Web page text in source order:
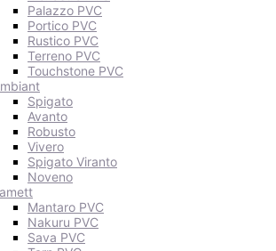
Palazzo PVC
Portico PVC
Rustico PVC
Terreno PVC
Touchstone PVC
Spigato
Avanto
Robusto
Vivero
Spigato Viranto
Noveno
Mantaro PVC
Nakuru PVC
Sava PVC